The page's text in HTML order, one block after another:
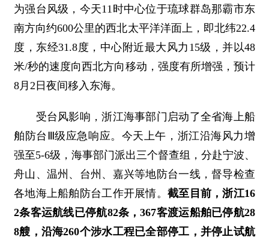
为强台风级，今天11时中心位于琉球群岛那霸市东
南方向约600公里的西北太平洋洋面上，即北纬22.4
度，东经31.8度，中心附近最大风力15级，并以48
米/秒的速度向西北方向移动，强度有所增强，预计
8月2日夜间移入东海。
受台风影响，浙江海事部门启动了全省海上船
舶防台Ⅲ级应急响应。今天上午，浙江沿海风力增
强至5-6级，海事部门派出三个督查组，分赴宁波、
舟山、温州、台州、嘉兴等地防台一线，督导检查
各地海上船舶防台工作开展情。 截至目前，浙江16
2条客运航线已停航82条，367客渡运船舶已停航28
8艘，沿海260个涉水工程已全部停工，并停止试航